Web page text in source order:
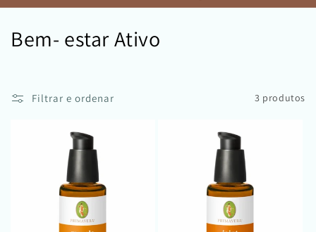
C
l
Bem- estar Ativo
Filtrar e ordenar 3 produtos